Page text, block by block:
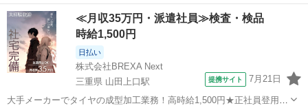
≪月収35万円・派遣社員≫検査・検品
時給1,500円
日払い
株式会社BREXA Next
三重県 山田上口駅
提携サイト 7月21日
大手メーカーでタイヤの成型加工業務！高時給1,500円★正社員登用制